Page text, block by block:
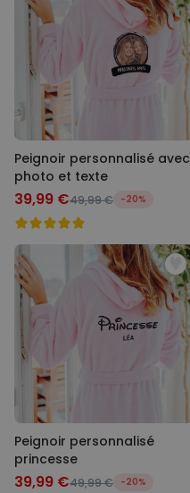
Peignoir personnalisé avec
photo et texte
39,99 €49,99 € -20%
Peignoir personnalisé
princesse
39,99 €49,99 € -20%